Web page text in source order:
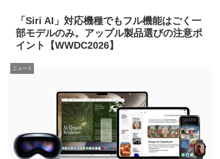
「Siri AI」対応機種でもフル機能はごく一
部モデルのみ。アップル製品選びの注意ポ
イント【WWDC2026】
ニュース